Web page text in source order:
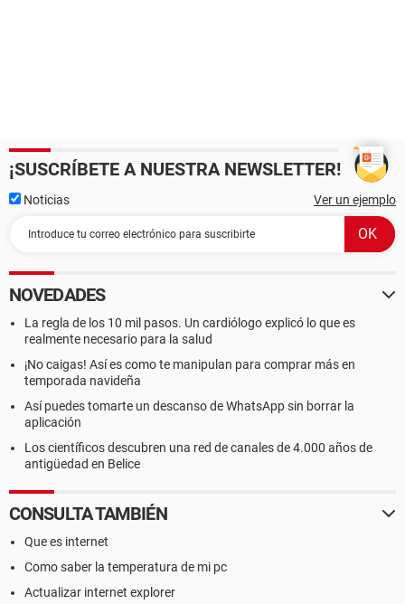
¡SUSCRÍBETE A NUESTRA NEWSLETTER!
Noticias Ver un ejemplo
NOVEDADES
La regla de los 10 mil pasos. Un cardiólogo explicó lo que es
realmente necesario para la salud
¡No caigas! Así es como te manipulan para comprar más en
temporada navideña
Así puedes tomarte un descanso de WhatsApp sin borrar la
aplicación
Los científicos descubren una red de canales de 4.000 años de
antigüedad en Belice
CONSULTA TAMBIÉN
Que es internet
Como saber la temperatura de mi pc
Actualizar internet explorer